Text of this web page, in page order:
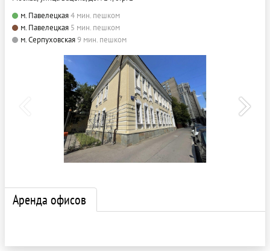
м. Павелецкая4 мин. пешком
м. Павелецкая 5 мин. пешком
м. Серпуховская9 мин. пешком
Аренда офисов